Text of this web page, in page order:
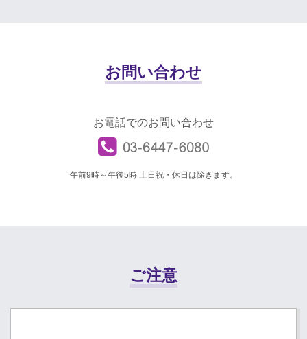
お問い合わせ
お電話でのお問い合わせ
午前9時～午後5時 土日祝・休日は除きます。
ご注意